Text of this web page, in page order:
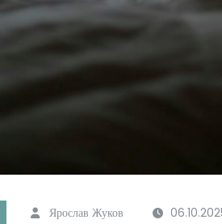
Ярослав Жуков